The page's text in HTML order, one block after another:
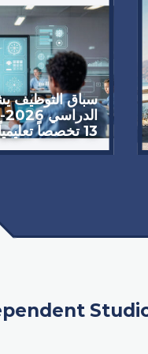
سباق التوظيف
13 تخصصاً تعليمياً بالدولة